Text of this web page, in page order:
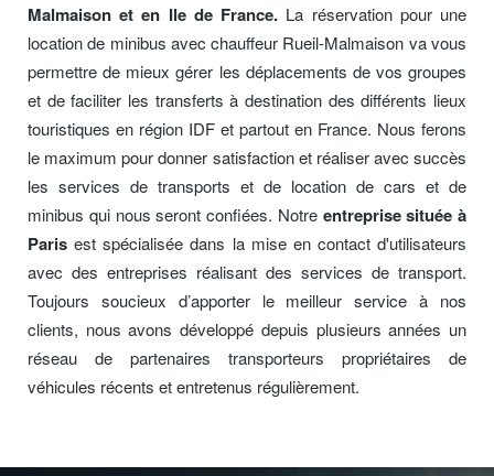
Malmaison et en Ile de France. La réservation pour une
location de minibus avec chauffeur Rueil-Malmaison va vous
permettre de mieux gérer les déplacements de vos groupes
et de faciliter les transferts à destination des différents lieux
touristiques en région IDF et partout en France. Nous ferons
le maximum pour donner satisfaction et réaliser avec succès
les services de transports et de location de cars et de
minibus qui nous seront confiées. Notre entreprise située à
Parisest spécialisée dans la mise en contact d'utilisateurs
avec des entreprises réalisant des services de transport.
Toujours soucieux d’apporter le meilleur service à nos
clients, nous avons développé depuis plusieurs années un
réseau de partenaires transporteurs propriétaires de
véhicules récents et entretenus régulièrement.